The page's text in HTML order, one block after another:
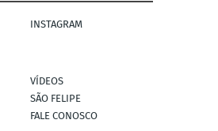
INSTAGRAM
VÍDEOS
SÃO FELIPE
FALE CONOSCO